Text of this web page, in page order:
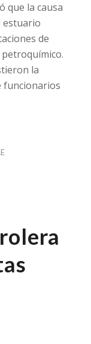
que la causa
estuario
de
la
funcionarios